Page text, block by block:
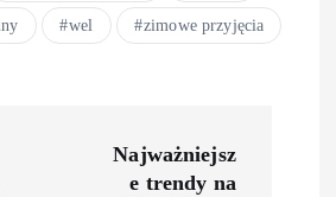
wel zimowe przyjęcia
Najważniejsz
e trendy na